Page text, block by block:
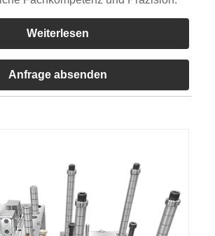
Weiterlesen
Anfrage absenden